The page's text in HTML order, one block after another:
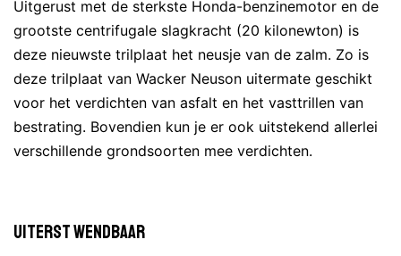
Uitgerust met de sterkste Honda-benzinemotor en de
grootste centrifugale slagkracht (20 kilonewton) is
deze nieuwste trilplaat het neusje van de zalm. Zo is
deze trilplaat van Wacker Neuson uitermate geschikt
voor het verdichten van asfalt en het vasttrillen van
bestrating. Bovendien kun je er ook uitstekend allerlei
verschillende grondsoorten mee verdichten.
Uiterst wendbaar